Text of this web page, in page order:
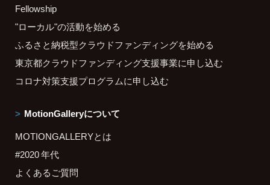
Fellowship
"ローカル"の活動を始める
ふるさと納税型クラウドファンディングを始める
東京都クラウドファンディング支援事業に申し込む
コロナ対策支援プログラムに申し込む
MotionGalleryについて
MOTIONGALLERYとは
#2020 年代
よくあるご質問